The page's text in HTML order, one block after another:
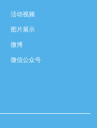
活动视频
图片展示
微博
微信公众号